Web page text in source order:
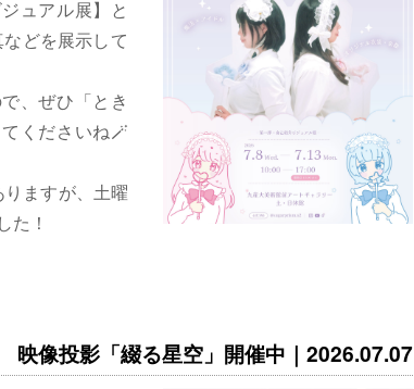
ュアル展】と
どを展示して
、ぜひ「とき
くださいね🪄
ますが、土曜
た！
映像投影「綴る星空」開催中｜2026.07.07